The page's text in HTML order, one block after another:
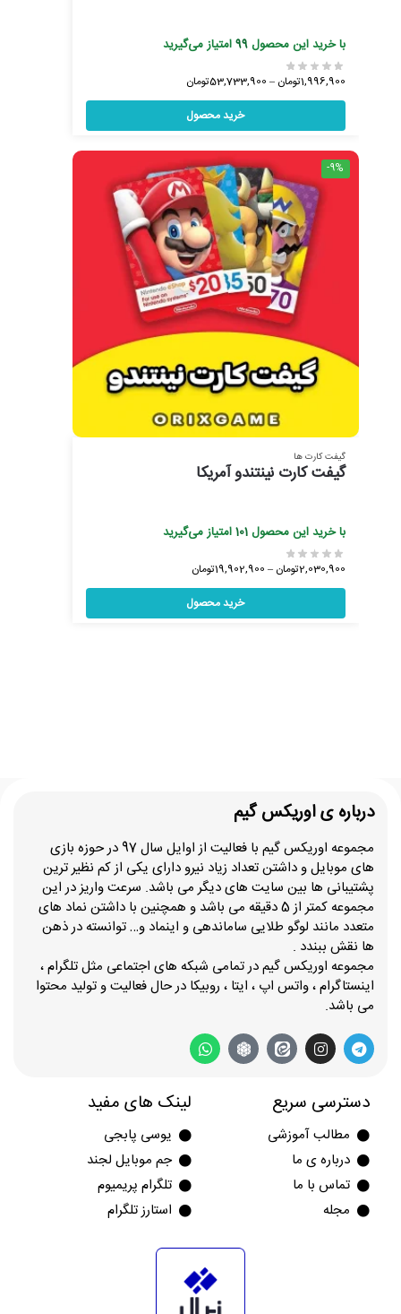
با خرید این محصول99امتیاز می‌گیرید
1,996,900تومان –
53,733,900تومان
خرید محصول
-9%
گیفت کارت ها
گیفت کارت نینتندو آمریکا
با خرید این محصول101امتیاز می‌گیرید
2,030,900تومان –
19,902,900تومان
خرید محصول
درباره ی اوریکس گیم
مجموعه اوریکس گیم با فعالیت از اوایل سال 97 در حوزه بازی
های موبایل و داشتن تعداد زیاد نیرو دارای یکی از کم نظیر ترین
پشتیبانی ها بین سایت های دیگر می باشد. سرعت واریز در این
مجموعه کمتر از 5 دقیقه می باشد و همچنین با داشتن نماد های
متعدد مانند لوگو طلایی ساماندهی و اینماد و… توانسته در ذهن
ها نقش ببندد .
مجموعه اوریکس گیم در تمامی شبکه های اجتماعی مثل تلگرام ،
اینستاگرام ، واتس اپ ، ایتا ، روبیکا در حال فعالیت و تولید محتوا
می باشد.
دسترسی سریع
مطالب آموزشی
درباره ی ما
تماس با ما
مجله
لینک های مفید
یوسی پابجی
جم موبایل لجند
تلگرام پریمیوم
استارز تلگرام